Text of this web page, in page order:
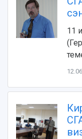
Фирменный
Устойчивое
Учебный
Ботанический
Умный дом
Видеолекции
Отчеты о
деятельности
Журналы
Научные
Отчеты о
11